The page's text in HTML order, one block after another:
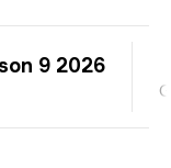
9 2026